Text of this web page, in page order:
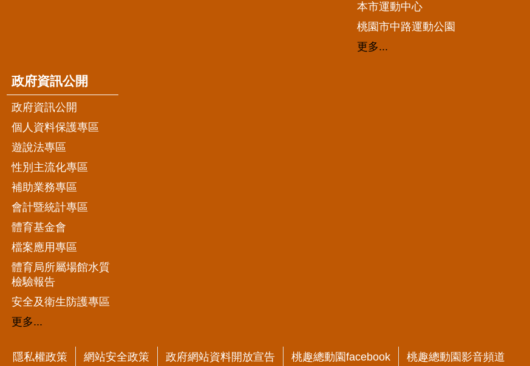
本市運動中心
桃園市中路運動公園
更多...
政府資訊公開
政府資訊公開
個人資料保護專區
遊說法專區
性別主流化專區
補助業務專區
會計暨統計專區
體育基金會
檔案應用專區
體育局所屬場館水質
檢驗報告
安全及衛生防護專區
更多...
隱私權政策 網站安全政策 政府網站資料開放宣告 桃趣總動園facebook 桃趣總動園影音頻道